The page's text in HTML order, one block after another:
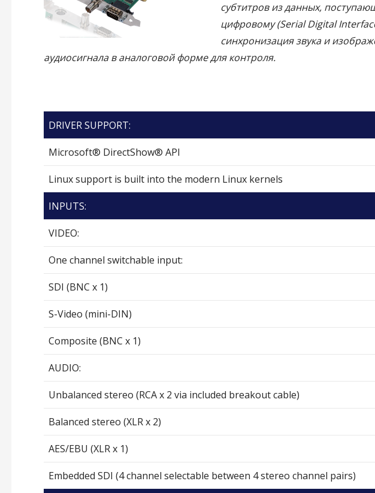
субтитров из данных,
цифровому (Serial Digital
синхронизация звука и
аудиосигнала в аналоговой форме для контроля.
DRIVER SUPPORT:
Microsoft® DirectShow® API
Linux support is built into the modern Linux kernels
INPUTS:
VIDEO:
One channel switchable input:
SDI (BNC x 1)
S-Video (mini-DIN)
Composite (BNC x 1)
AUDIO:
Unbalanced stereo (RCA x 2 via included breakout cable)
Balanced stereo (XLR x 2)
AES/EBU (XLR x 1)
Embedded SDI (4 channel selectable between 4 stereo channel pairs)